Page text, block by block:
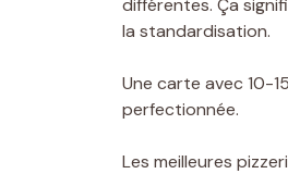
la standardisation.
Une carte avec 10-
perfectionnée.
Les meilleures